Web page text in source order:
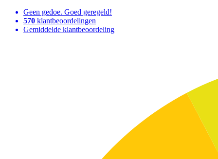
Geen gedoe. Goed geregeld!
570 klantbeoordelingen
Gemiddelde klantbeoordeling